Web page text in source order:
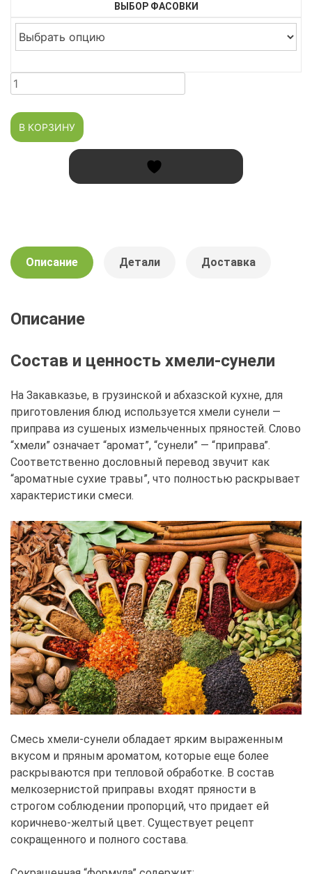
ВЫБОР ФАСОВКИ
Количество
товара
Смесь
"Хмели-
В КОРЗИНУ
Описание Детали Доставка
Описание
Состав и ценность хмели-сунели
На Закавказье, в грузинской и абхазской кухне, для
приготовления блюд используется хмели сунели —
приправа из сушеных измельченных пряностей. Слово
“хмели” означает “аромат”, “сунели” — “приправа”.
Соответственно дословный перевод звучит как
“ароматные сухие травы”, что полностью раскрывает
характеристики смеси.
Смесь хмели-сунели обладает ярким выраженным
вкусом и пряным ароматом, которые еще более
раскрываются при тепловой обработке. В состав
мелкозернистой приправы входят пряности в
строгом соблюдении пропорций, что придает ей
коричнево-желтый цвет. Существует рецепт
сокращенного и полного состава.